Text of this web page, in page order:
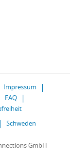
Impressum
FAQ
Schweden
GmbH